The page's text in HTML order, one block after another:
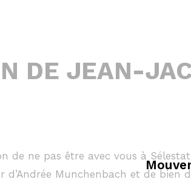
DE JEAN-
de ne pas être avec vous à
Munchenbach et de bien